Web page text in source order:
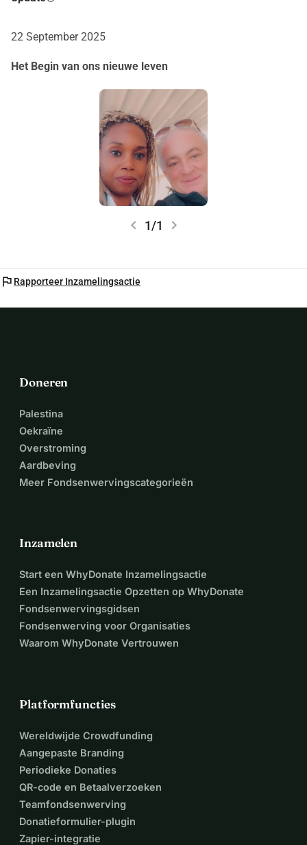
Met al onze dankbaarheid,
Fathia en Emile
22 September 2025
Het Begin van ons nieuwe leven
chevron_left 1/1 chevron_right
flag Rapporteer Inzamelingsactie
Doneren
Palestina
Oekraïne
Overstroming
Aardbeving
Meer Fondsenwervingscategorieën
Inzamelen
Start een WhyDonate Inzamelingsactie
Een Inzamelingsactie Opzetten op WhyDonate
Fondsenwervingsgidsen
Fondsenwerving voor Organisaties
Waarom WhyDonate Vertrouwen
Platformfuncties
Wereldwijde Crowdfunding
Aangepaste Branding
Periodieke Donaties
QR-code en Betaalverzoeken
Teamfondsenwerving
Donatieformulier-plugin
Zapier-integratie